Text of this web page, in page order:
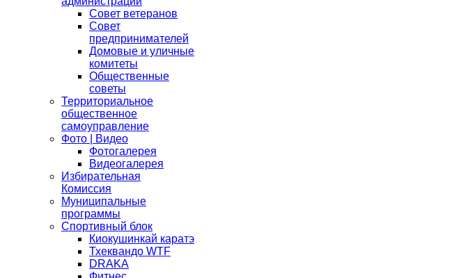
Совет ветеранов
Совет
предпринимателей
Домовые и уличные
комитеты
Общественные
советы
Территориальное
общественное
самоуправление
Фото | Видео
Фотогалерея
Видеогалерея
Избирательная
Комиссия
Муниципальные
программы
Спортивный блок
Киокушинкай каратэ
Тхеквандо WTF
DRAKA